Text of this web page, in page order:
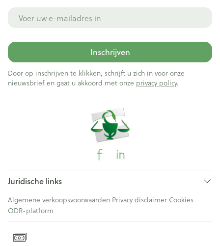
Inschrijven
Door op inschrijven te klikken, schrijft u zich in voor onze
nieuwsbrief en gaat u akkoord met onze privacy policy.
Juridische links
Algemene verkoopsvoorwaarden Privacy disclaimer Cookies
ODR-platform